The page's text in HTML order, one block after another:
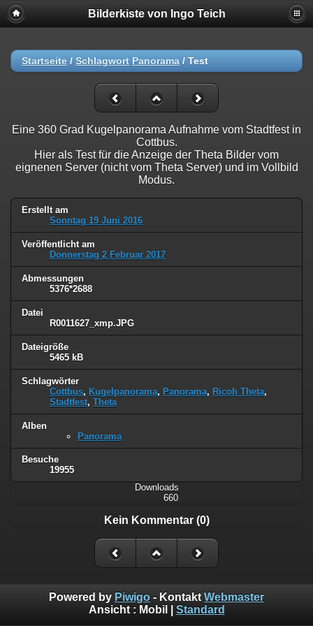
Bilderkiste von Ingo Teich
Startseite / Schlagwort Panorama / Test
Eine 360 Grad Kugelpanorama Aufnahme vom Stadtfest in
Cottbus.
Hier als Test für die Anzeige der Theta Bilder vom
eignenen Server (nicht vom Theta Server) und im Vollbild
Modus.
Erstellt am
Sonntag 19 Juni 2016
Veröffentlicht am
Donnerstag 2 Februar 2017
Abmessungen
5376*2688
Datei
R0011627_xmp.JPG
Dateigröße
5465 kB
Schlagwörter
Cottbus, Kugelpanorama, Panorama, Ricoh Theta,
Stadtfest, Theta
Alben
Panorama
Besuche
19955
Downloads
660
Kein Kommentar (0)
Powered by Piwigo - Kontakt Webmaster
Ansicht : Mobil Standard